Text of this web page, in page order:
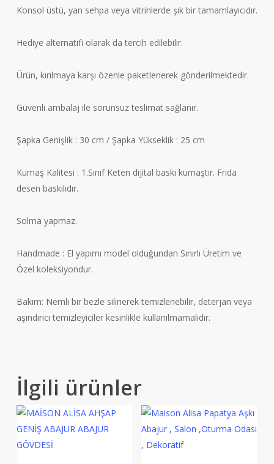
Konsol üstü, yan sehpa veya vitrinlerde şık bir tamamlayıcıdır.
Hediye alternatifi olarak da tercih edilebilir.
Ürün, kırılmaya karşı özenle paketlenerek gönderilmektedir.
Güvenli ambalaj ile sorunsuz teslimat sağlanır.
Şapka Genişlik : 30 cm / Şapka Yükseklik : 25 cm
Kumaş Kalitesi : 1.Sınıf Keten dijital baskı kumaştır. Frida
desen baskılıdır.
Solma yapmaz.
Handmade : El yapımı model olduğundan Sınırlı Üretim ve
Özel koleksiyondur.
Bakım: Nemli bir bezle silinerek temizlenebilir, deterjan veya
aşındırıcı temizleyiciler kesinlikle kullanılmamalıdır.
İlgili ürünler